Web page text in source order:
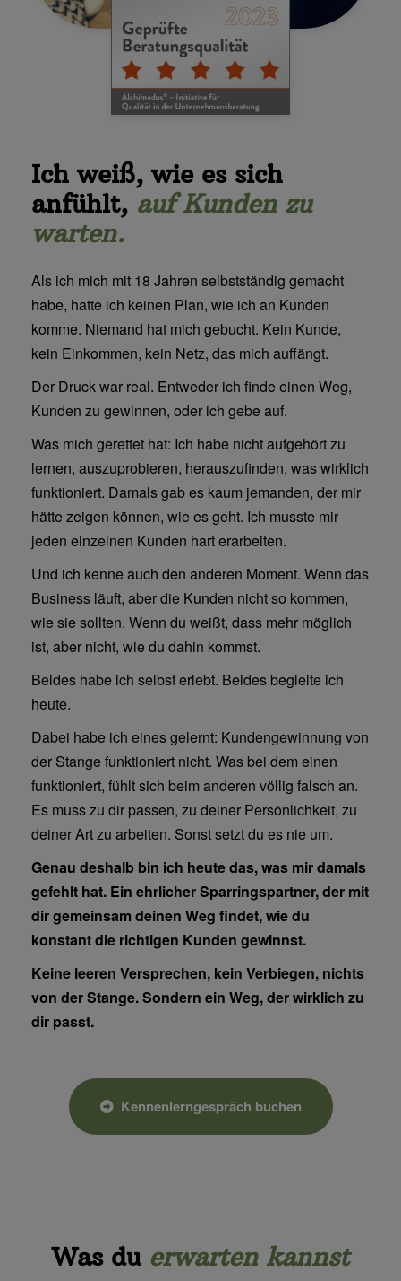
Ich weiß, wie es sich
anfühlt, auf Kunden zu
warten.
Als ich mich mit 18 Jahren selbstständig gemacht
habe, hatte ich keinen Plan, wie ich an Kunden
komme. Niemand hat mich gebucht. Kein Kunde,
kein Einkommen, kein Netz, das mich auffängt.
Der Druck war real. Entweder ich finde einen Weg,
Kunden zu gewinnen, oder ich gebe auf.
Was mich gerettet hat: Ich habe nicht aufgehört zu
lernen, auszuprobieren, herauszufinden, was wirklich
funktioniert. Damals gab es kaum jemanden, der mir
hätte zeigen können, wie es geht. Ich musste mir
jeden einzelnen Kunden hart erarbeiten.
Und ich kenne auch den anderen Moment. Wenn das
Business läuft, aber die Kunden nicht so kommen,
wie sie sollten. Wenn du weißt, dass mehr möglich
ist, aber nicht, wie du dahin kommst.
Beides habe ich selbst erlebt. Beides begleite ich
heute.
Dabei habe ich eines gelernt: Kundengewinnung von
der Stange funktioniert nicht. Was bei dem einen
funktioniert, fühlt sich beim anderen völlig falsch an.
Es muss zu dir passen, zu deiner Persönlichkeit, zu
deiner Art zu arbeiten. Sonst setzt du es nie um.
Genau deshalb bin ich heute das, was mir damals
gefehlt hat. Ein ehrlicher Sparringspartner, der mit
dir gemeinsam deinen Weg findet, wie du
konstant die richtigen Kunden gewinnst.
Keine leeren Versprechen, kein Verbiegen, nichts
von der Stange. Sondern ein Weg, der wirklich zu
dir passt.
Kennenlerngespräch buchen
Was du erwarten kannst